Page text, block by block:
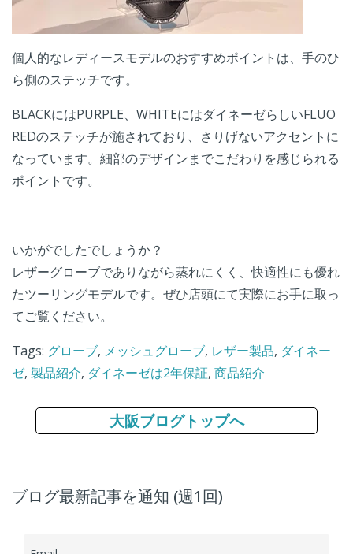
個人的なレディースモデルのおすすめポイントは、手のひ
ら側のステッチです。
BLACKにはPURPLE、WHITEにはダイネーゼらしいFLUO
REDのステッチが施されており、さりげないアクセントに
なっています。細部のデザインまでこだわりを感じられる
ポイントです。
いかがでしたでしょうか？
レザーグローブでありながら蒸れにくく、快適性にも優れ
たツーリングモデルです。ぜひ店頭にて実際にお手に取っ
てご覧ください。
Tags: グローブ, メッシュグローブ, レザー製品, ダイネー
ゼ, 製品紹介, ダイネーゼは2年保証, 商品紹介
大阪ブログトップへ
ブログ最新記事を通知 (週1回)